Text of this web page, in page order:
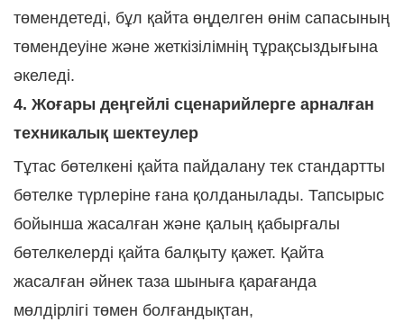
төмендетеді, бұл қайта өңделген өнім сапасының
төмендеуіне және жеткізілімнің тұрақсыздығына
әкеледі.
4. Жоғары деңгейлі сценарийлерге арналған
техникалық шектеулер
Тұтас бөтелкені қайта пайдалану тек стандартты
бөтелке түрлеріне ғана қолданылады. Тапсырыс
бойынша жасалған және қалың қабырғалы
бөтелкелерді қайта балқыту қажет. Қайта
жасалған әйнек таза шыныға қарағанда
мөлдірлігі төмен болғандықтан,